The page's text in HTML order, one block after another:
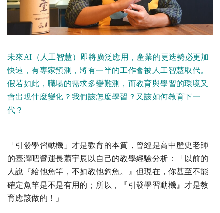
未來AI（人工智慧）即將廣泛應用，產業的更迭勢必更加
快速，有專家預測，將有一半的工作會被人工智慧取代。
假若如此，職場的需求多變難測，而教育與學習的環境又
會出現什麼變化？我們該怎麼學習？又該如何教育下一
代？
「引發學習動機」才是教育的本質，曾經是高中歷史老師
的臺灣吧營運長蕭宇辰以自己的教學經驗分析：「以前的
人說『給他魚竿，不如教他釣魚。』但現在，你甚至不能
確定魚竿是不是有用的；所以，『引發學習動機』才是教
育應該做的！」